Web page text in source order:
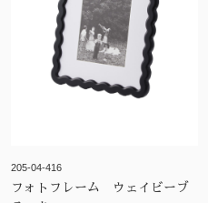
205-04-416
フォトフレーム ウェイビーブ